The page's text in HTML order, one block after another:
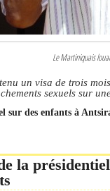
Le Martiniquais
un visa de trois
sexuels sur
sur des enfants à
la